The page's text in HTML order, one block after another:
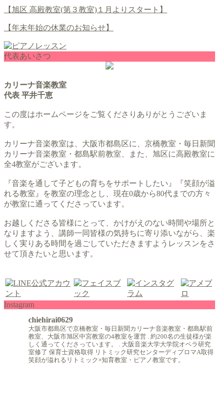
【旭区 高殿教室(第３教室)１月よりスタート】
【年末年始の休業のお知らせ】
代表あいさつ
カリーナ音楽教室
代表 平井千恵
この度はホームページをご覧くださりありがとうございま
す。
カリーナ音楽教室は、大阪市都島区に、京橋教室・毎日新聞
カリーナ音楽教室・都島駅前教室、また、旭区に高殿教室に
全4教室がございます。
『音楽を通して子どもの育ちをサポートしたい』『笑顔が溢
れる教室』を教室の理念とし、現在0歳から80代までの方々
が教室に通ってくださっています。
お越しくださる皆様にとって、かけがえのない時間や場所と
なりますよう、講師一同皆様の気持ちに寄り添いながら、楽
しく実りある時間を過ごしていただきますようレッスンをさ
せて頂きたいと思います。
Instagram
chiehirai0629
大阪市都島区で京橋教室・毎日新聞カリーナ音楽教室・都島駅前
教室、大阪市旭区中宮教室の4教室を運営 . 約200名の生徒様が楽
しく通ってくださっています。
. 大阪音楽大学大学院オペラ研究
室修了 保育士資格取得 リトミック研究センターディプロマA取得
笑顔が溢れるリトミック×知育教室・ピアノ教室です。